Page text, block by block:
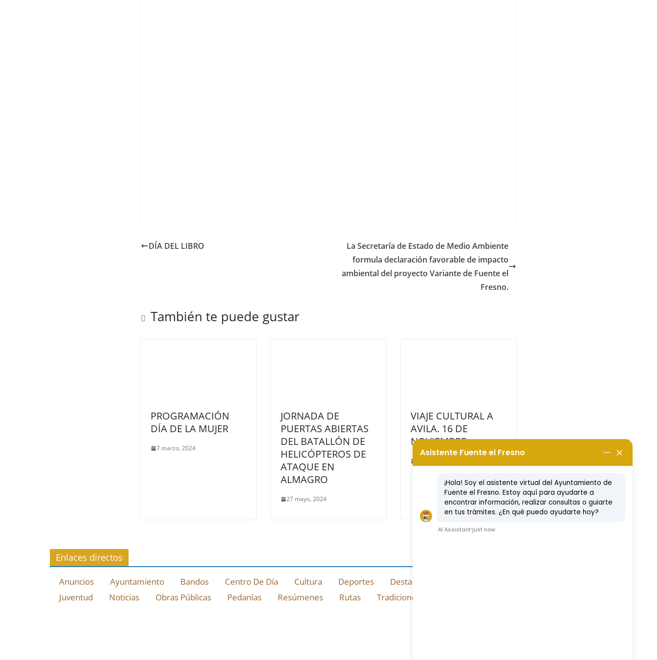
DÍA DEL LIBRO
La Secretaría de Estado de Medio Ambiente
formula declaración favorable de impacto
ambiental del proyecto Variante de Fuente el
Fresno.
También te puede gustar
PROGRAMACIÓN
DÍA DE LA MUJER
7 marzo, 2024
JORNADA DE
PUERTAS ABIERTAS
DEL BATALLÓN DE
HELICÓPTEROS DE
ATAQUE EN
ALMAGRO
27 mayo, 2024
VIAJE CULTURAL A
AVILA. 16 DE
NOVIEMBRE
Enlaces directos
Anuncios Ayuntamiento Bandos Centro De Día Cultura Deportes Destacado
Juventud
Noticias Obras Públicas Pedanías Resúmenes Rutas Tradiciones